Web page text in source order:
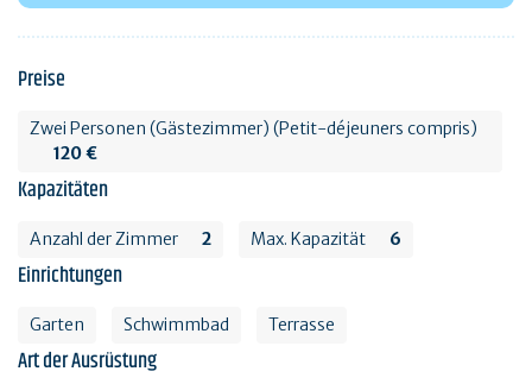
Preise
Zwei Personen (Gästezimmer) (Petit-déjeuners compris)
120 €
Kapazitäten
Anzahl der Zimmer 2 Max. Kapazität 6
Einrichtungen
Garten Schwimmbad Terrasse
Art der Ausrüstung